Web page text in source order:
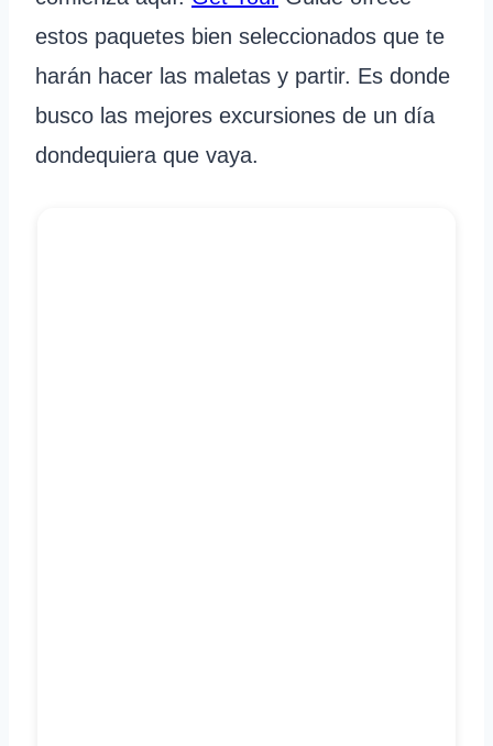
estos paquetes bien seleccionados que te
harán hacer las maletas y partir. Es donde
busco las mejores excursiones de un día
dondequiera que vaya.